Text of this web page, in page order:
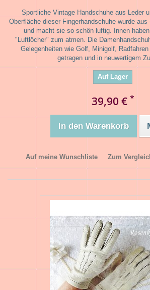
Sportliche Vintage Handschuhe aus Leder
Oberfläche dieser Fingerhandschuhe wurde
und macht sie so schön luftig. Innen
"Luftlöcher" zum atmen. Die
Gelegenheiten wie Golf, Minigolf,
getragen und in neuwertigem
Auf Lager
39,90 € *
In den Warenkorb
Auf meine Wunschliste Zum